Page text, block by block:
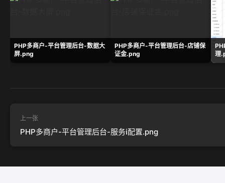
PHP多商户-平台管理后台-数据大
屏.png
PHP多商户-平台管理后台-店铺保
证金.png
理
上一张
PHP多商户-平台管理后台-服务i配置.png